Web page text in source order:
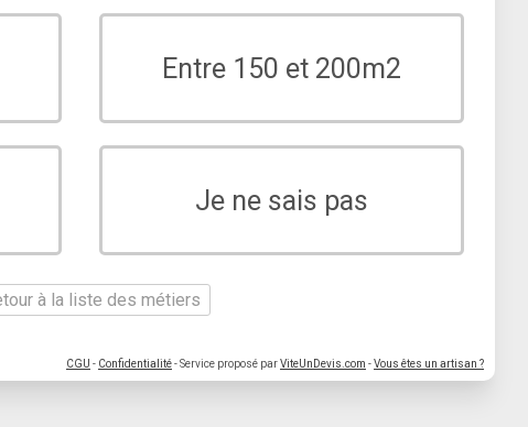
Entre 150 et 200m2
Je ne sais pas
à la liste des métiers
CGU - Confidentialité- Service proposé parViteUnDevis.com -Vous êtes un artisan ?